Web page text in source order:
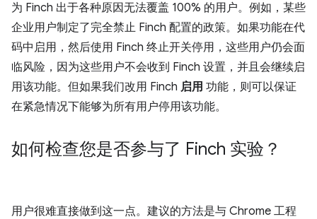
为 Finch 出于各种原因无法覆盖 100% 的用户。例如，某些
企业用户制定了完全禁止 Finch 配置的政策。如果功能在代
码中启用，然后使用 Finch 终止开关停用，这些用户仍会面
临风险，因为这些用户不会收到 Finch 设置，并且会继续启
用该功能。但如果我们改用 Finch 启用 功能，则可以保证
在紧急情况下能够为所有用户停用该功能。
如何检查您是否参与了 Finch 实验？
用户很难直接做到这一点。建议的方法是与 Chrome 工程